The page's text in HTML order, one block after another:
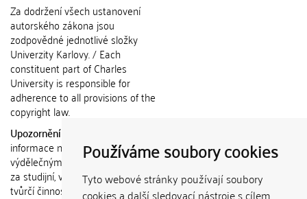
Používáme soubory cookies
Tyto webové stránky používají soubory
cookies a další sledovací nástroje s cílem
Za dodržení všech ustanovení
autorského zákona jsou
zodpovědné jednotlivé složky
Univerzity Karlovy. / Each
constituent part of Charles
University is responsible for
adherence to all provisions of the
copyright law.
Upozornění / Notice:
informace nemohou být použity k
výdělečným účelům nebo vydávány
za studijní, vědeckou nebo jinou
tvůrčí činnost jiné osoby než autora.